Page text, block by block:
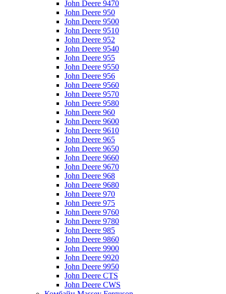
John Deere 9470
John Deere 950
John Deere 9500
John Deere 9510
John Deere 952
John Deere 9540
John Deere 955
John Deere 9550
John Deere 956
John Deere 9560
John Deere 9570
John Deere 9580
John Deere 960
John Deere 9600
John Deere 9610
John Deere 965
John Deere 9650
John Deere 9660
John Deere 9670
John Deere 968
John Deere 9680
John Deere 970
John Deere 975
John Deere 9760
John Deere 9780
John Deere 985
John Deere 9860
John Deere 9900
John Deere 9920
John Deere 9950
John Deere CTS
John Deere CWS